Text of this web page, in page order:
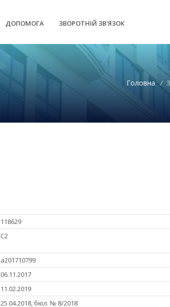
ДОПОМОГА ЗВОРОТНІЙ ЗВ'ЯЗОК
Головна /
118629
C2
a201710799
06.11.2017
11.02.2019
25.04.2018, бюл. № 8/2018